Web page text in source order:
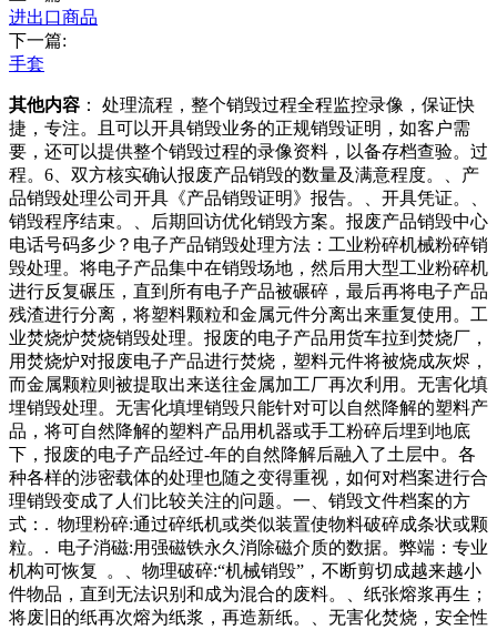
进出口商品
下一篇:
手套
其他内容 ： 处理流程，整个销毁过程全程监控录像，保证快
捷，专注。且可以开具销毁业务的正规销毁证明，如客户需
要，还可以提供整个销毁过程的录像资料，以备存档查验。过
程。6、双方核实确认报废产品销毁的数量及满意程度。、产
品销毁处理公司开具《产品销毁证明》报告。、开具凭证。、
销毁程序结束。、后期回访优化销毁方案。报废产品销毁中心
电话号码多少？电子产品销毁处理方法：工业粉碎机械粉碎销
毁处理。将电子产品集中在销毁场地，然后用大型工业粉碎机
进行反复碾压，直到所有电子产品被碾碎，最后再将电子产品
残渣进行分离，将塑料颗粒和金属元件分离出来重复使用。工
业焚烧炉焚烧销毁处理。报废的电子产品用货车拉到焚烧厂，
用焚烧炉对报废电子产品进行焚烧，塑料元件将被烧成灰烬，
而金属颗粒则被提取出来送往金属加工厂再次利用。无害化填
埋销毁处理。无害化填埋销毁只能针对可以自然降解的塑料产
品，将可自然降解的塑料产品用机器或手工粉碎后埋到地底
下，报废的电子产品经过-年的自然降解后融入了土层中。各
种各样的涉密载体的处理也随之变得重视，如何对档案进行合
理销毁变成了人们比较关注的问题。一、销毁文件档案的方
式：. 物理粉碎:通过碎纸机或类似装置使物料破碎成条状或颗
粒。. 电子消磁:用强磁铁永久消除磁介质的数据。弊端：专业
机构可恢复 。、物理破碎:“机械销毁”，不断剪切成越来越小
件物品，直到无法识别和成为混合的废料。、纸张熔浆再生；
将废旧的纸再次熔为纸浆，再造新纸。、无害化焚烧，安全性